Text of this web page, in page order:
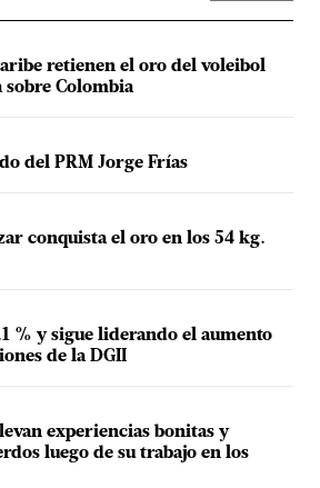
retienen el oro del voleibol
Colombia
del PRM Jorge Frías
conquista el oro en los 54 kg.
% y sigue liderando el aumento
de la DGII
experiencias bonitas y
luego de su trabajo en los